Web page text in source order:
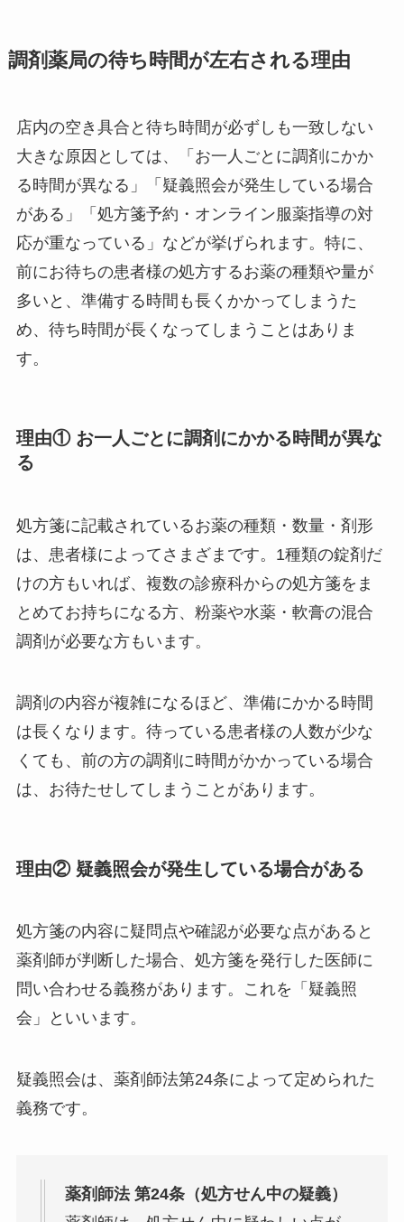
調剤薬局の待ち時間が左右される理由
店内の空き具合と待ち時間が必ずしも一致しない
大きな原因としては、「お一人ごとに調剤にかか
る時間が異なる」「疑義照会が発生している場合
がある」「処方箋予約・オンライン服薬指導の対
応が重なっている」などが挙げられます。特に、
前にお待ちの患者様の処方するお薬の種類や量が
多いと、準備する時間も長くかかってしまうた
め、待ち時間が長くなってしまうことはありま
す。
理由① お一人ごとに調剤にかかる時間が異な
る
処方箋に記載されているお薬の種類・数量・剤形
は、患者様によってさまざまです。1種類の錠剤だ
けの方もいれば、複数の診療科からの処方箋をま
とめてお持ちになる方、粉薬や水薬・軟膏の混合
調剤が必要な方もいます。
調剤の内容が複雑になるほど、準備にかかる時間
は長くなります。待っている患者様の人数が少な
くても、前の方の調剤に時間がかかっている場合
は、お待たせしてしまうことがあります。
理由② 疑義照会が発生している場合がある
処方箋の内容に疑問点や確認が必要な点があると
薬剤師が判断した場合、処方箋を発行した医師に
問い合わせる義務があります。これを「疑義照
会」といいます。
疑義照会は、薬剤師法第24条によって定められた
義務です。
薬剤師法 第24条（処方せん中の疑義）